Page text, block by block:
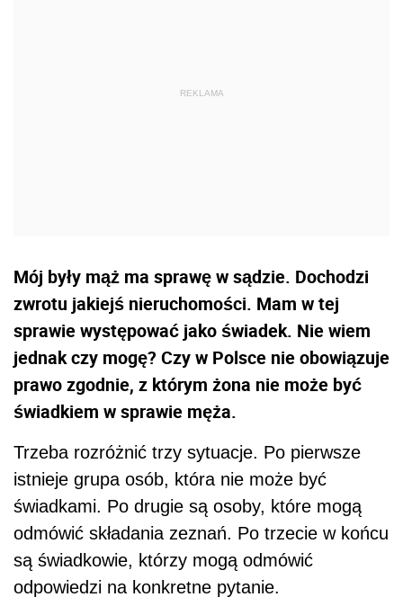
Mój były mąż ma sprawę w sądzie. Dochodzi
zwrotu jakiejś nieruchomości. Mam w tej
sprawie występować jako świadek. Nie wiem
jednak czy mogę? Czy w Polsce nie obowiązuje
prawo zgodnie, z którym żona nie może być
świadkiem w sprawie męża.
Trzeba rozróżnić trzy sytuacje. Po pierwsze
istnieje grupa osób, która nie może być
świadkami. Po drugie są osoby, które mogą
odmówić składania zeznań. Po trzecie w końcu
są świadkowie, którzy mogą odmówić
odpowiedzi na konkretne pytanie.